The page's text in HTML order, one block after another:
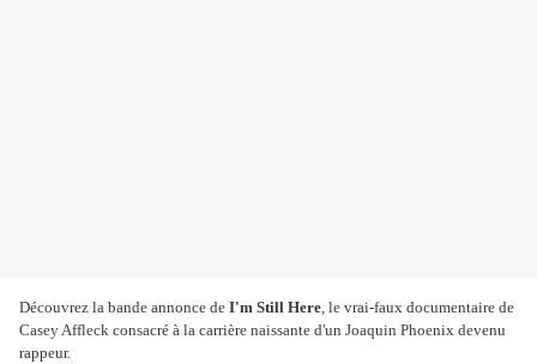
Découvrez la bande annonce de I'm Still Here, le vrai-faux documentaire de
Casey Affleck consacré à la carrière naissante d'un Joaquin Phoenix devenu
rappeur.